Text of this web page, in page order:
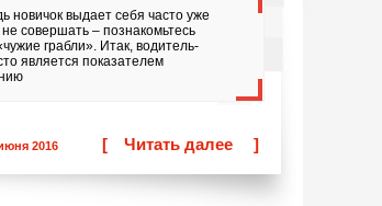
новичок выдает себя часто уже
совершать – познакомьтесь
грабли». Итак, водитель-
является показателем
2016 [ Читать далее ]